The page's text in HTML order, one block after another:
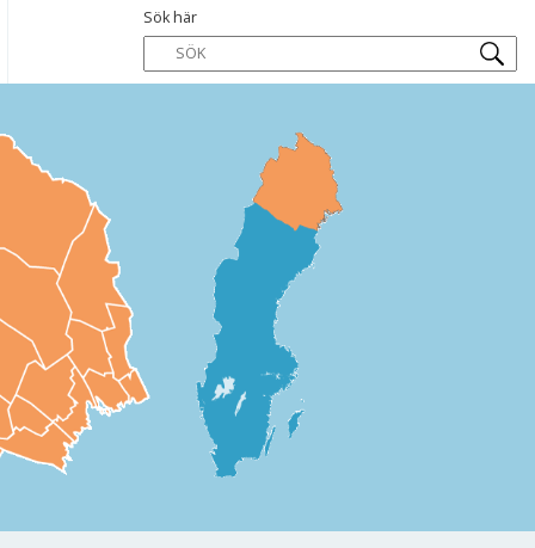
Sök här